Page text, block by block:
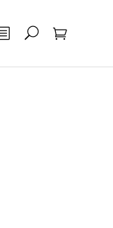
OtsingOstukorv